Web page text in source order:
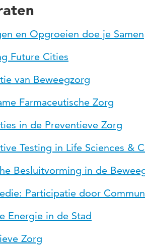
en Opgroeien doe je Samen
Future Cities
van Beweegzorg
Farmaceutische Zorg
in de Preventieve Zorg
Testing in Life Sciences &
Besluitvorming in de
Participatie door
Energie in de Stad
Zorg